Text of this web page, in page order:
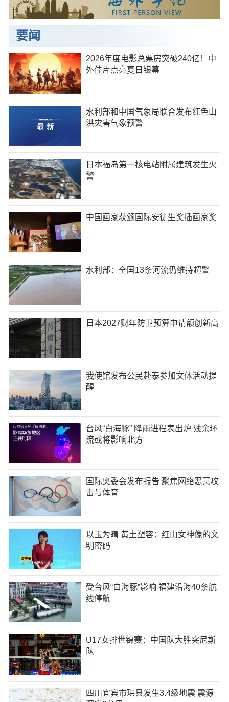
要闻
2026年度电影总票房突破240亿！中
外佳片点亮夏日银幕
水利部和中国气象局联合发布红色山
洪灾害气象预警
日本福岛第一核电站附属建筑发生火
警
中国画家获颁国际安徒生奖插画家奖
水利部：全国13条河流仍维持超警
日本2027财年防卫预算申请额创新高
我使馆发布公民赴泰参加文体活动提
醒
台风“白海豚” 降雨进程表出炉 残余环
流或将影响北方
国际奥委会发布报告 聚焦网络恶意攻
击与体育
以玉为睛 黄土塑容：红山女神像的文
明密码
受台风“白海豚”影响 福建沿海40条航
线停航
U17女排世锦赛：中国队大胜突尼斯
队
四川宜宾市珙县发生3.4级地震 震源